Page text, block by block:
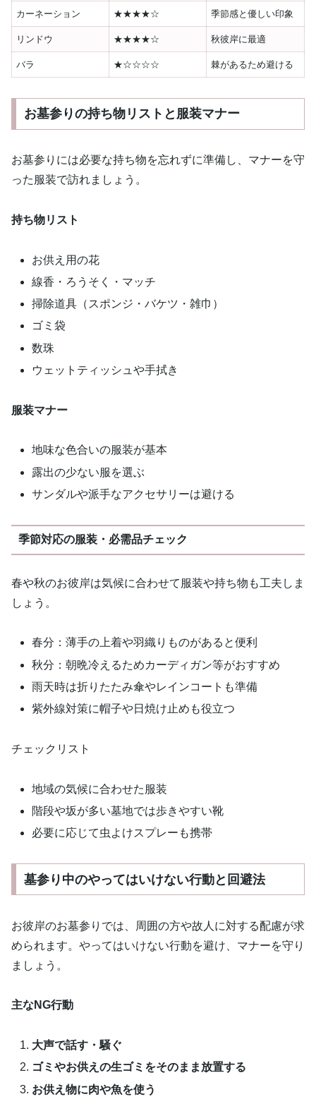
カーネーション ★★★★☆ 季節感と優しい印象
リンドウ ★★★★☆ 秋彼岸に最適
バラ ★☆☆☆☆ 棘があるため避ける
お墓参りの持ち物リストと服装マナー
お墓参りには必要な持ち物を忘れずに準備し、マナーを守
った服装で訪れましょう。
持ち物リスト
お供え用の花
線香・ろうそく・マッチ
掃除道具（スポンジ・バケツ・雑巾）
ゴミ袋
数珠
ウェットティッシュや手拭き
服装マナー
地味な色合いの服装が基本
露出の少ない服を選ぶ
サンダルや派手なアクセサリーは避ける
季節対応の服装・必需品チェック
春や秋のお彼岸は気候に合わせて服装や持ち物も工夫しま
しょう。
春分：薄手の上着や羽織りものがあると便利
秋分：朝晩冷えるためカーディガン等がおすすめ
雨天時は折りたたみ傘やレインコートも準備
紫外線対策に帽子や日焼け止めも役立つ
チェックリスト
地域の気候に合わせた服装
階段や坂が多い墓地では歩きやすい靴
必要に応じて虫よけスプレーも携帯
墓参り中のやってはいけない行動と回避法
お彼岸のお墓参りでは、周囲の方や故人に対する配慮が求
められます。やってはいけない行動を避け、マナーを守り
ましょう。
主なNG行動
大声で話す・騒ぐ
ゴミやお供えの生ゴミをそのまま放置する
お供え物に肉や魚を使う